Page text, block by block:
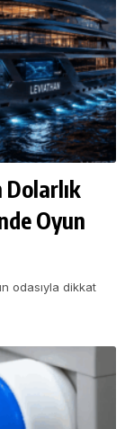
Oyun
odasıyla dikkat